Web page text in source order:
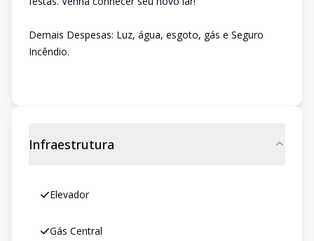
Demais Despesas: Luz, água, esgoto, gás e Seguro
Incêndio.
Infraestrutura
Elevador
Gás Central